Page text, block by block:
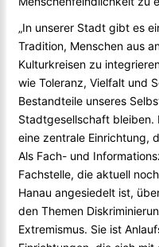
„In unserer Stadt gibt es
Tradition, Menschen aus
Kulturkreisen zu
wie Toleranz, Vielfalt und
Bestandteile unseres
Stadtgesellschaft bleiben.
eine zentrale Einrichtung,
Als Fach- und
Fachstelle, die aktuell
Hanau angesiedelt ist,
den Themen
Extremismus. Sie ist